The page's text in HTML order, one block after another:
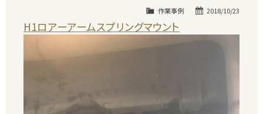
2018/10/23
作業事例
H1ロアーアームスプリングマウント